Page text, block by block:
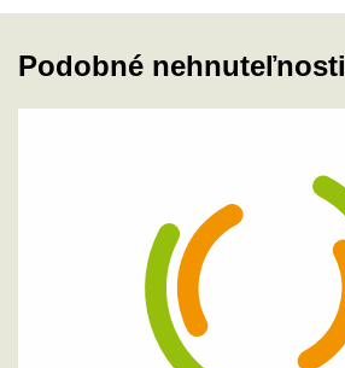
Podobné nehnuteľnosti